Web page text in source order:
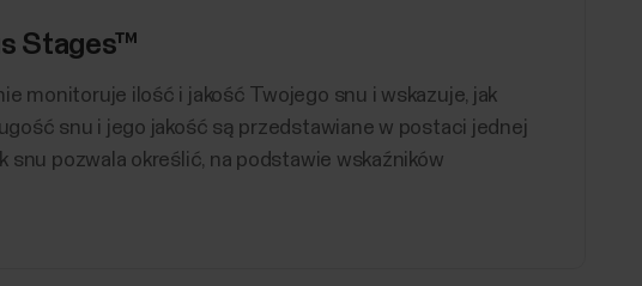
Stages™
monitoruje ilość i jakość Twojego snu i wskazuje, jak
snu i jego jakość są przedstawiane w postaci jednej
snu pozwala określić, na podstawie wskaźników